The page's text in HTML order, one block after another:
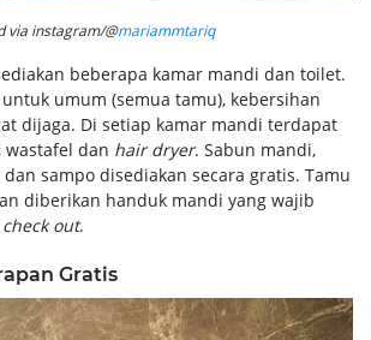
via instagram/@mariammtariq
beberapa kamar mandi dan toilet.
umum (semua tamu), kebersihan
dijaga. Di setiap kamar mandi terdapat
wastafel dan hair dryer. Sabun mandi,
sampo disediakan secara gratis. Tamu
diberikan handuk mandi yang wajib
check out.
Gratis